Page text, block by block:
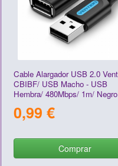
Cable Alargador USB 2.0
CBIBF/ USB Macho - USB
Hembra/ 480Mbps/ 1m/ Negro
0,99 €
Comprar